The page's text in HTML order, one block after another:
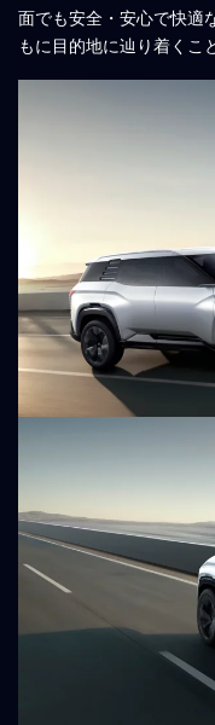
面でも安全・安心で快適
もに目的地に辿り着くこ